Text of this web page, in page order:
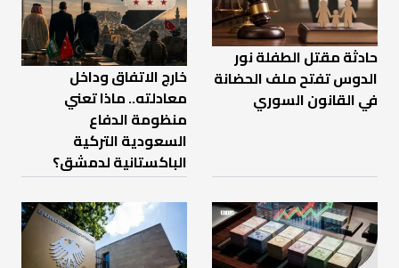
حادثة مقتل الطفلة نور
الدوس تفتح ملف الحضانة
في القانون السوري
خارج الاتفاق وداخل
معادلته.. ماذا تعني
منظومة الدفاع
السعودية التركية
الباكستانية لدمشق؟